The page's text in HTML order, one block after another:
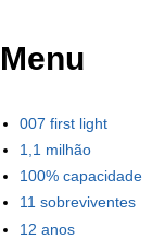
Menu
007 first light
1,1 milhão
100% capacidade
11 sobreviventes
12 anos